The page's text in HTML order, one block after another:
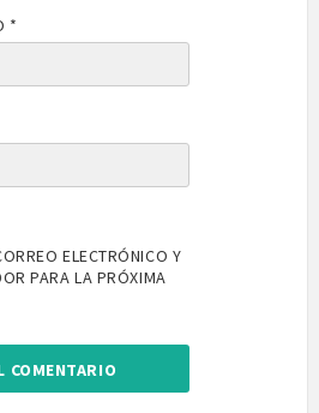
*
ELECTRÓNICO Y
PARA LA PRÓXIMA